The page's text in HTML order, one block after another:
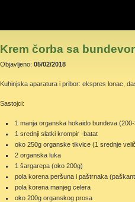
Krem čorba sa
Objavljeno: 05/02/2018
Kuhinjska aparatura i pribor: ekspres lonac,
Sastojci:
1 manja organska hokaido bundeva
1 srednji slatki krompir -batat
oko 250g organske tikvice (1 srednje
2 organska luka
1 šargarepa (oko 200g)
pola korena peršuna i paštrnaka
pola korena manjeg celera
oko 200g organskog prosa